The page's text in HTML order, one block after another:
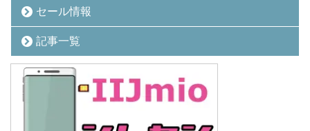
セール情報
記事一覧